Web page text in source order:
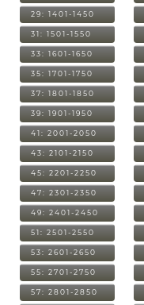
29: 1401-1450
31: 1501-1550
33: 1601-1650
35: 1701-1750
37: 1801-1850
39: 1901-1950
41: 2001-2050
43: 2101-2150
45: 2201-2250
47: 2301-2350
49: 2401-2450
51: 2501-2550
53: 2601-2650
55: 2701-2750
57: 2801-2850